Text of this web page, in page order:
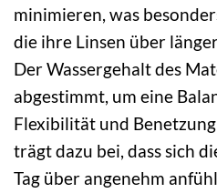
minimieren, was
die ihre Linsen über
Der Wassergehalt des
abgestimmt, um eine
Flexibilität und
trägt dazu bei, dass sich
Tag über angenehm